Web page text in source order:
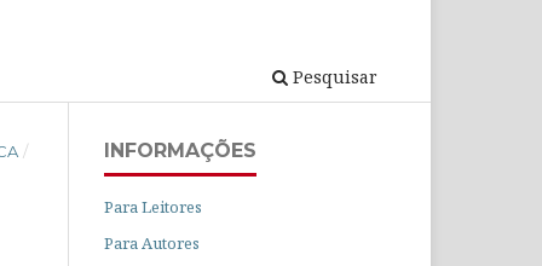
Pesquisar
/
INFORMAÇÕES
Para Leitores
Para Autores